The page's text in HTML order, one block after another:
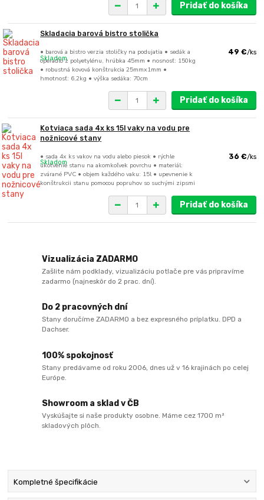
Pridať do košíka
Skladacia barová bistro stolička
• barová a bistro verzia stoličky na podujatia • sedák a
operadlo z polyetylénu, hrúbka 45mm • nosnosť: 150kg
• robustná kovová konštrukcia 25mmx1mm •
hmotnosť: 6,2kg • výška sedáka: 70cm
49 €/ks
Skladom
Pridať do košíka
Kotviaca sada 4x ks 15l vaky na vodu pre
nožnicové stany
• sada 4x ks vakov na vodu alebo piesok • rýchle
ukotvenie stanu na akomkoľvek povrchu • materiál:
zvárané PVC • objem každého vaku: 15l • upevnenie k
konštrukcii stanu pomocou popruhov so suchými zipsmi
36 €/ks
Skladom
Pridať do košíka
Vizualizácia ZADARMO
Zašlite nám podklady, vizualizáciu potlače pre vás pripravíme
zadarmo (najneskôr do 2 prac. dní).
Do 2 pracovných dní
Stany doručíme ZADARMO a bez expresného príplatku. DPD a
Dachser.
100% spokojnosť
Stany predávame od roku 2006, dnes už v 16 krajinách po celej
Európe.
Showroom a sklad v ČB
Vyskúšajte si naše produkty osobne. Máme cez 1700 m²
skladových plôch.
Kompletné špecifikácie